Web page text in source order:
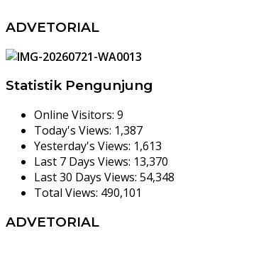
ADVETORIAL
Statistik Pengunjung
Online Visitors: 9
Today's Views: 1,387
Yesterday's Views: 1,613
Last 7 Days Views: 13,370
Last 30 Days Views: 54,348
Total Views: 490,101
ADVETORIAL